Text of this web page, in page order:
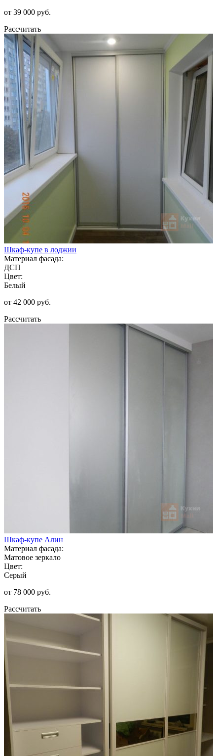
от 39 000 руб.
Рассчитать
Шкаф-купе в лоджии
Материал фасада:
ДСП
Цвет:
Белый
от 42 000 руб.
Рассчитать
Шкаф-купе Алин
Материал фасада:
Матовое зеркало
Цвет:
Серый
от 78 000 руб.
Рассчитать